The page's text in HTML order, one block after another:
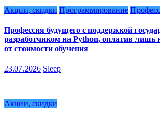
Акции, скидки Программирование
Профессия будущего с поддержкой
разработчиком на Python, оплатив лишь
от стоимости обучения
23.07.2026 Sleep
Акции, скидки